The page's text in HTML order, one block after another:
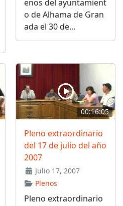
enos del ayuntamient
o de Alhama de Gran
ada el 30 de...
00:16:05
Pleno extraordinario
del 17 de julio del año
2007
Julio 17, 2007
Plenos
Pleno extraordinario